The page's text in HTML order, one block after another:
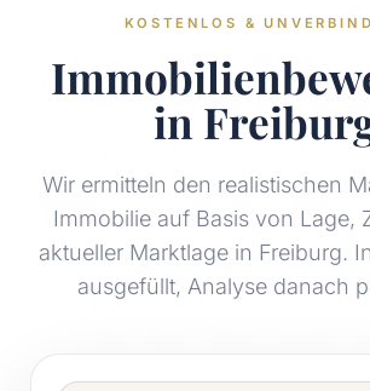
KOSTENLOS &
in
Wir ermitteln den realistischen
Immobilie auf Basis von Lage,
aktueller Marktlage in Freiburg.
ausgefüllt, Analyse danach